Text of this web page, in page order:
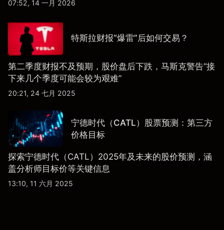
07:52, 14 一月 2026
特斯拉财报“爆雷”后如何交易？
第二季度财报不及预期，股价盘后下跌，马斯克警告“接
下来几个季度可能会较为艰难”
20:21, 24 七月 2025
宁德时代（CATL）股票预测：第三方
价格目标
探索宁德时代（CATL）2025年及未来的股价预测，涵
盖分析师目标价等关键信息
13:10, 11 六月 2025